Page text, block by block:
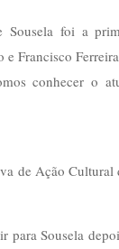
foi a
Francisco
conhecer o
de Ação Cultural
para Sousela